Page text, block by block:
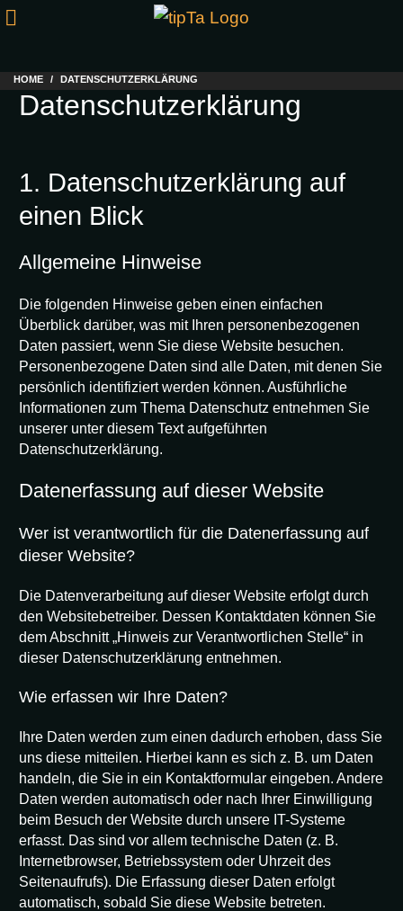
HOME DATENSCHUTZERKLÄRUNG
Datenschutzerklärung
1. Datenschutz­erklärung auf
einen Blick
Allgemeine Hinweise
Die folgenden Hinweise geben einen einfachen
Überblick darüber, was mit Ihren personenbezogenen
Daten passiert, wenn Sie diese Website besuchen.
Personenbezogene Daten sind alle Daten, mit denen Sie
persönlich identifiziert werden können. Ausführliche
Informationen zum Thema Datenschutz entnehmen Sie
unserer unter diesem Text aufgeführten
Datenschutzerklärung.
Datenerfassung auf dieser Website
Wer ist verantwortlich für die Datenerfassung auf
dieser Website?
Die Datenverarbeitung auf dieser Website erfolgt durch
den Websitebetreiber. Dessen Kontaktdaten können Sie
dem Abschnitt „Hinweis zur Verantwortlichen Stelle“ in
dieser Datenschutzerklärung entnehmen.
Wie erfassen wir Ihre Daten?
Ihre Daten werden zum einen dadurch erhoben, dass Sie
uns diese mitteilen. Hierbei kann es sich z. B. um Daten
handeln, die Sie in ein Kontaktformular eingeben. Andere
Daten werden automatisch oder nach Ihrer Einwilligung
beim Besuch der Website durch unsere IT-Systeme
erfasst. Das sind vor allem technische Daten (z. B.
Internetbrowser, Betriebssystem oder Uhrzeit des
Seitenaufrufs). Die Erfassung dieser Daten erfolgt
automatisch, sobald Sie diese Website betreten.